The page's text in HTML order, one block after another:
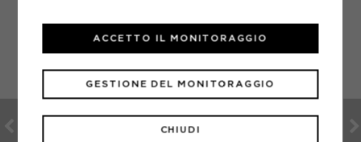
CHIUDI
GESTIONE DEL MONITORAGGIO
ACCETTO IL MONITORAGGIO